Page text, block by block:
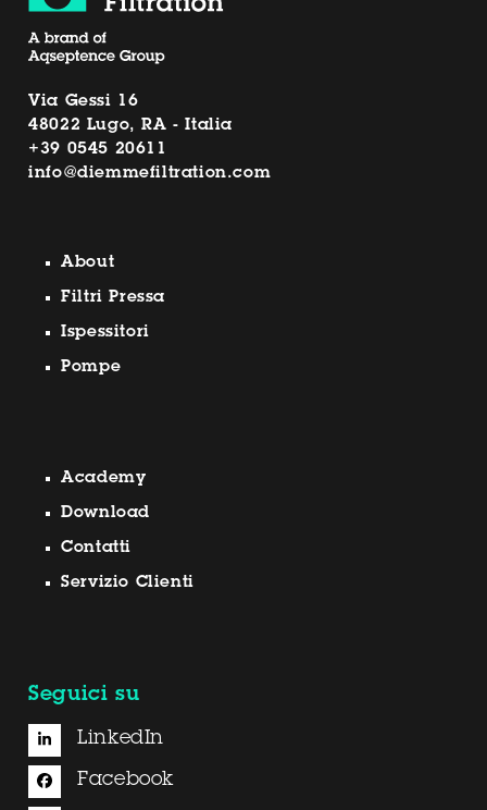
Via Gessi 16
48022 Lugo, RA - Italia
+39 0545 20611
info@diemmefiltration.com
About
Filtri Pressa
Ispessitori
Pompe
Academy
Download
Contatti
Servizio Clienti
Seguici su
LinkedIn
Facebook